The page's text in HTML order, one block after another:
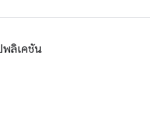
ลิเคชัน